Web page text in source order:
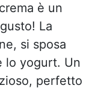
è un
La
si sposa
lo yogurt. Un
perfetto